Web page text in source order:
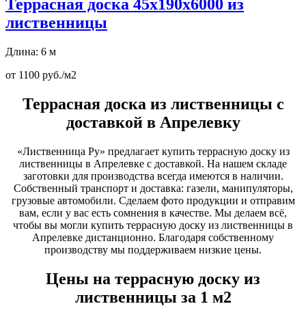
Террасная доска 45х190х6000 из
лиственницы
Длина: 6 м
от 1100 руб./м2
Террасная доска из лиственницы с
доставкой в Апрелевку
«Лиственница Ру» предлагает купить террасную доску из
лиственницы в Апрелевке с доставкой. На нашем складе
заготовки для производства всегда имеются в наличии.
Собственный транспорт и доставка: газели, манипуляторы,
грузовые автомобили. Сделаем фото продукции и отправим
вам, если у вас есть сомнения в качестве. Мы делаем всё,
чтобы вы могли купить террасную доску из лиственницы в
Апрелевке дистанционно. Благодаря собственному
производству мы поддерживаем низкие цены.
Цены на террасную доску из
лиственницы за 1 м2